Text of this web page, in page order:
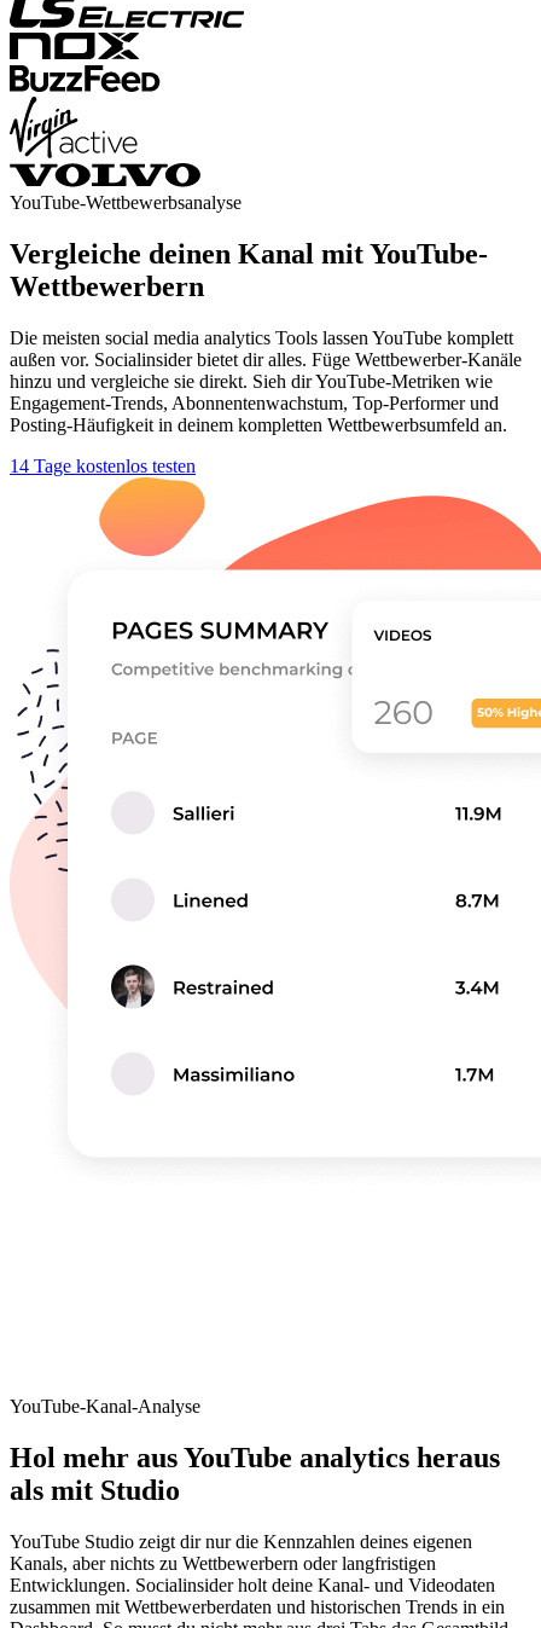
YouTube-Wettbewerbsanalyse
Vergleiche deinen Kanal mit YouTube-
Wettbewerbern
Die meisten social media analytics Tools lassen YouTube komplett
außen vor. Socialinsider bietet dir alles. Füge Wettbewerber-Kanäle
hinzu und vergleiche sie direkt. Sieh dir YouTube-Metriken wie
Engagement-Trends, Abonnentenwachstum, Top-Performer und
Posting-Häufigkeit in deinem kompletten Wettbewerbsumfeld an.
14 Tage kostenlos testen
YouTube-Kanal-Analyse
Hol mehr aus YouTube analytics heraus
als mit Studio
YouTube Studio zeigt dir nur die Kennzahlen deines eigenen
Kanals, aber nichts zu Wettbewerbern oder langfristigen
Entwicklungen. Socialinsider holt deine Kanal- und Videodaten
zusammen mit Wettbewerberdaten und historischen Trends in ein